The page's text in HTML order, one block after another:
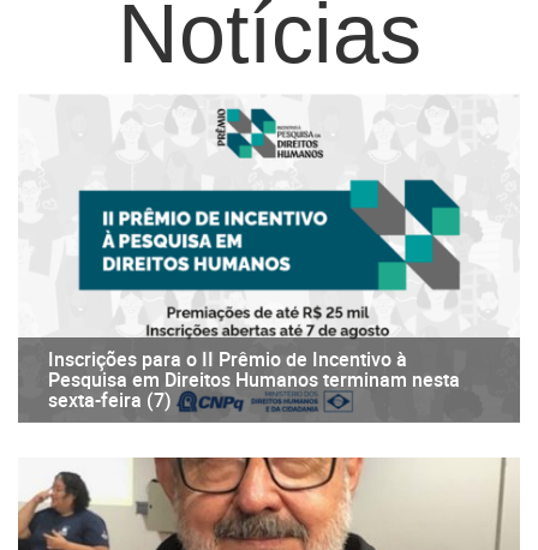
Notícias
Inscrições para o II Prêmio de Incentivo à
Pesquisa em Direitos Humanos terminam nesta
sexta-feira (7)